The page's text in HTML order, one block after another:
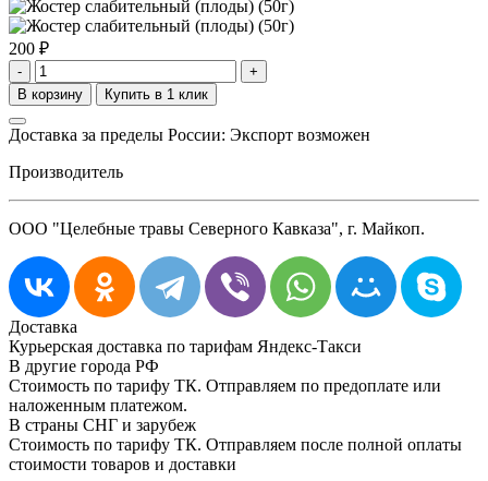
200 ₽
- +
Доставка за пределы России: Экспорт возможен
Производитель
ООО "Целебные травы Северного Кавказа", г. Майкоп.
Доставка
Курьерская доставка по тарифам Яндекс-Такси
В другие города РФ
Стоимость по тарифу ТК. Отправляем по предоплате или
наложенным платежом.
В страны СНГ и зарубеж
Стоимость по тарифу ТК. Отправляем после полной оплаты
стоимости товаров и доставки